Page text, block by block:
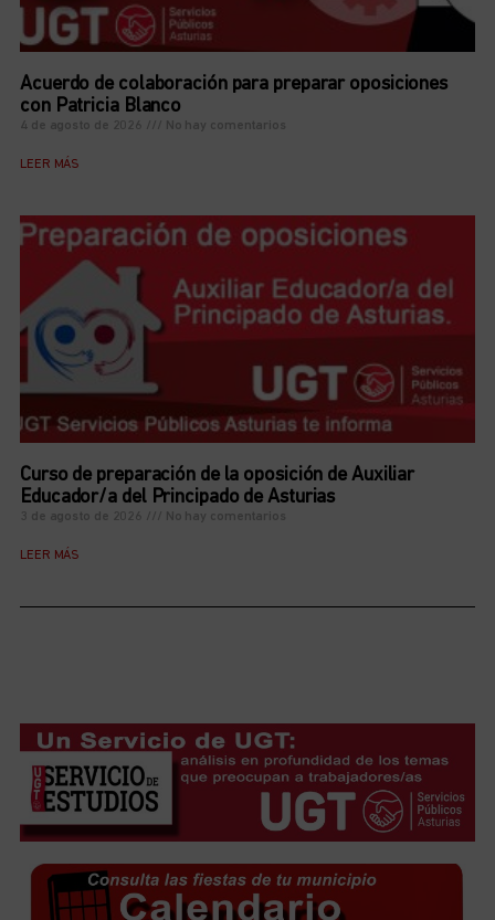
Acuerdo de colaboración para preparar oposiciones
con Patricia Blanco
4 de agosto de 2026 No hay comentarios
LEER MÁS
Curso de preparación de la oposición de Auxiliar
Educador/a del Principado de Asturias
3 de agosto de 2026 No hay comentarios
LEER MÁS